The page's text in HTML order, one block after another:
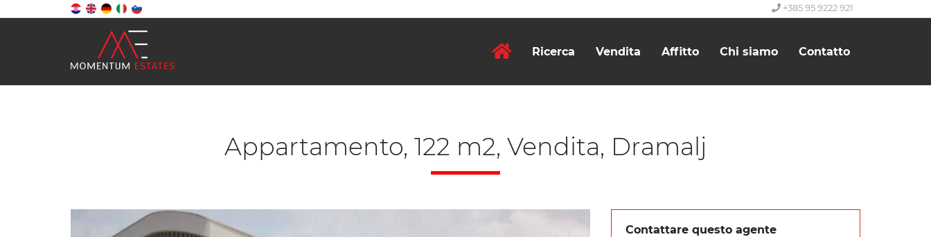
+385 95 9222 921
Ricerca Vendita Affitto Chi siamo Contatto
Appartamento, 122 m2, Vendita, Dramalj
Contattare questo agente